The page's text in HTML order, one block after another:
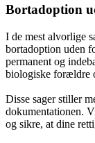
Bortadoption
I de mest alvorlige
bortadoption uden
permanent og
biologiske forældre
Disse sager stiller
dokumentationen.
og sikre, at dine